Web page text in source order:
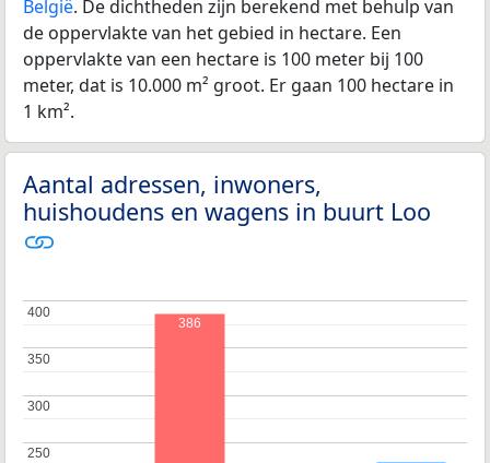
België. De dichtheden zijn berekend met behulp van
de oppervlakte van het gebied in hectare. Een
oppervlakte van een hectare is 100 meter bij 100
meter, dat is 10.000 m² groot. Er gaan 100 hectare in
1 km².
Aantal adressen, inwoners,
huishoudens en wagens in buurt Loo
250
250
300
300
350
350
400
400
386